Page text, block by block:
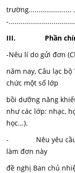
trường......................
-
III. Phần
-Nêu lí do gửi đơn
năm nay, Câu lạc
chức một số lớp
bồi dưỡng năng
như các lớp: nhạc,
học...).
- Nêu yêu cầu,
làm đơn này
đề nghị Ban chủ